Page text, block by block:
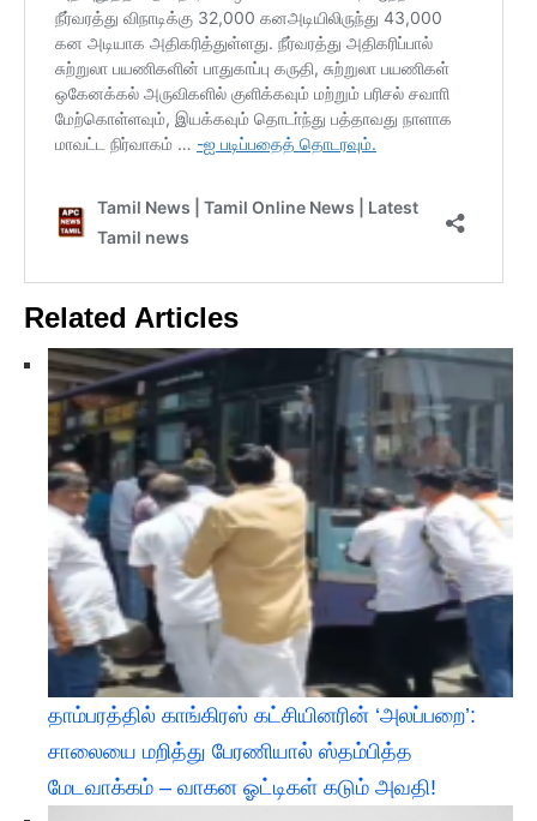
Related Articles
தாம்பரத்தில் காங்கிரஸ் கட்சியினரின் ‘அலப்பறை’:
சாலையை மறித்து பேரணியால் ஸ்தம்பித்த
மேடவாக்கம் – வாகன ஓட்டிகள் கடும் அவதி!